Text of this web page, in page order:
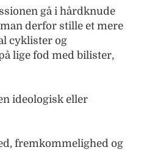
gå i hårdknude
derfor stille et mere
cyklister og
lige fod med bilister,
ideologisk eller
fremkommelighed og